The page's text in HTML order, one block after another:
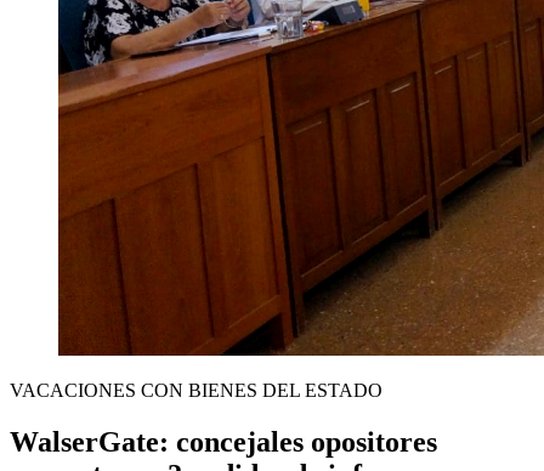
VACACIONES CON BIENES DEL ESTADO
WalserGate: concejales opositores